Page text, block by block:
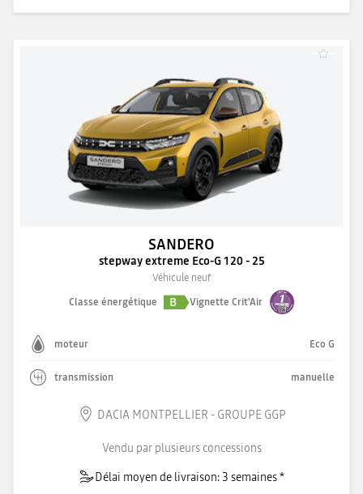
SANDERO
stepway extreme Eco-G 120 - 25
Véhicule neuf
Classe énergétique
B Vignette Crit'Air
moteur Eco G
transmission manuelle
DACIA MONTPELLIER - GROUPE GGP
Vendu par plusieurs concessions
Délai moyen de livraison: 3 semaines *